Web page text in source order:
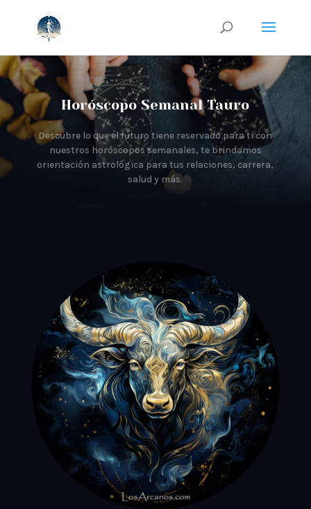
Horóscopo Semanal Tauro
Descubre lo que el futuro tiene reservado para ti con
nuestros horóscopos semanales, te brindamos
orientación astrológica para tus relaciones, carrera,
salud y más.